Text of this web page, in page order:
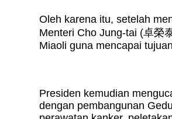
Oleh karena itu, setelah
Menteri Cho Jung-tai (卓榮
Miaoli guna mencapai
Presiden kemudian
dengan pembangunan